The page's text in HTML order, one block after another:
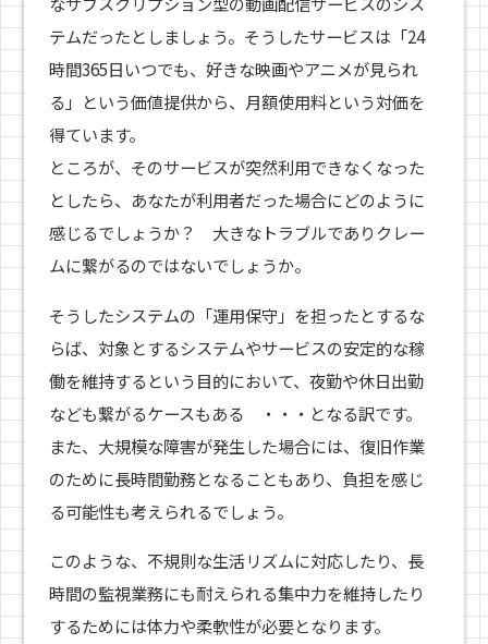
テムだったとしましょう。そうしたサービスは「24
時間365日いつでも、好きな映画やアニメが見られ
る」という価値提供から、月額使用料という対価を
得ています。
ところが、そのサービスが突然利用できなくなった
としたら、あなたが利用者だった場合にどのように
感じるでしょうか？ 大きなトラブルでありクレー
ムに繋がるのではないでしょうか。
そうしたシステムの「運用保守」を担ったとするな
らば、対象とするシステムやサービスの安定的な稼
働を維持するという目的において、夜勤や休日出勤
なども繋がるケースもある ・・・となる訳です。
また、大規模な障害が発生した場合には、復旧作業
のために長時間勤務となることもあり、負担を感じ
る可能性も考えられるでしょう。
このような、不規則な生活リズムに対応したり、長
時間の監視業務にも耐えられる集中力を維持したり
するためには体力や柔軟性が必要となります。